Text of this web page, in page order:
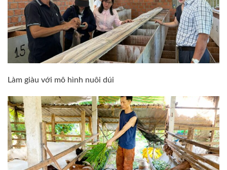
Làm giàu với mô hình nuôi dúi